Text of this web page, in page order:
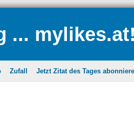
...
Zufall Jetzt Zitat des Tages